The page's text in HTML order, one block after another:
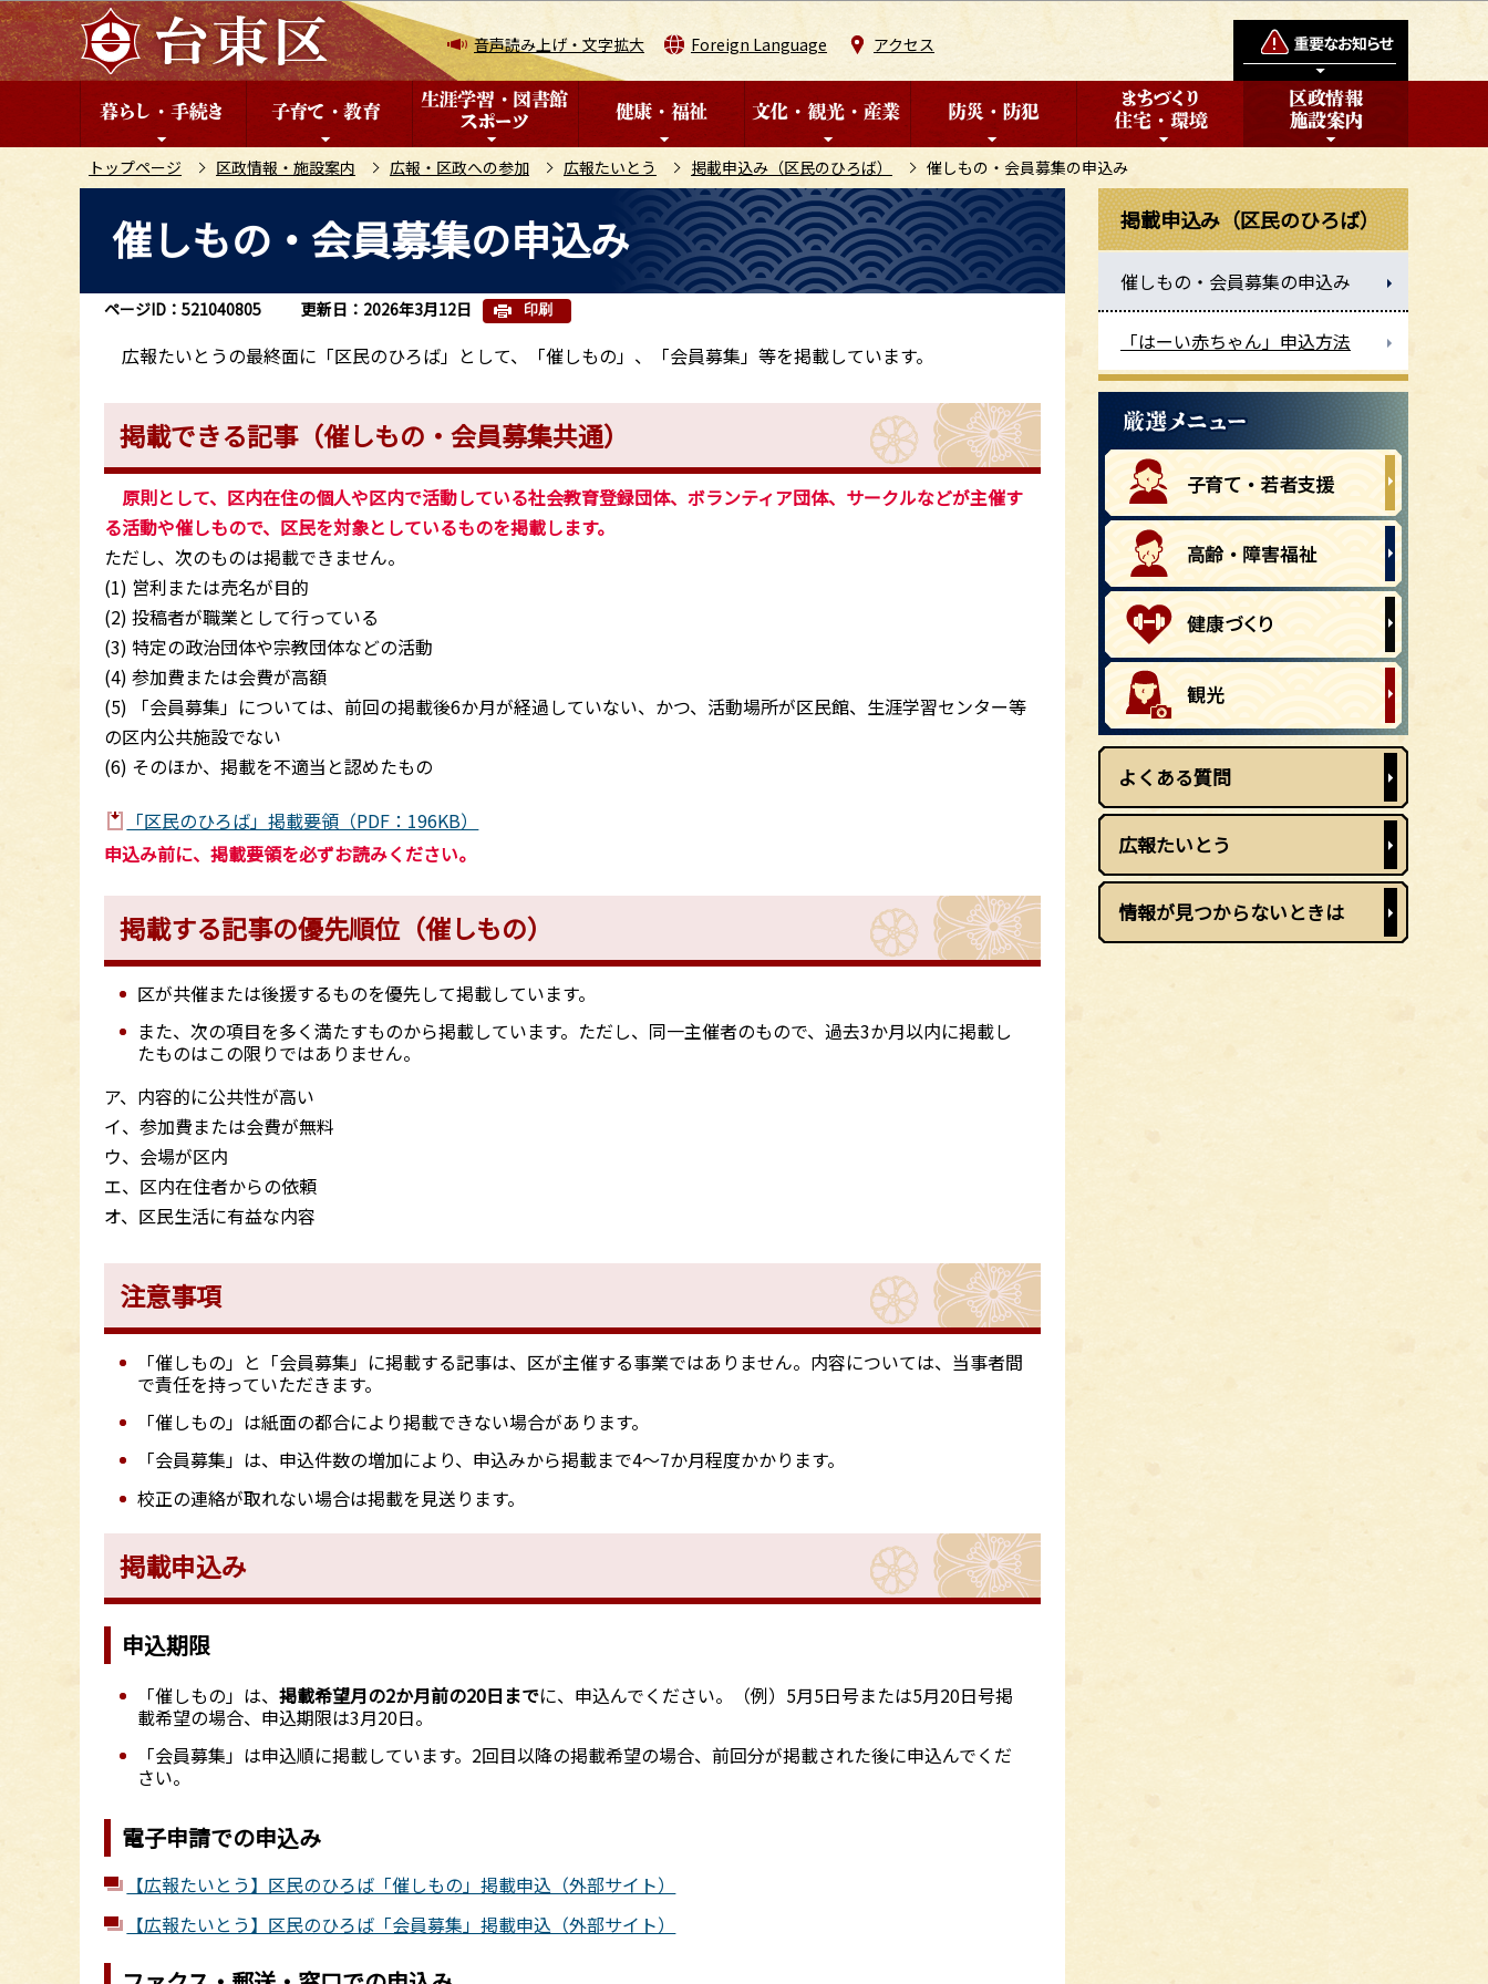
こ
の
ペ
音声読み上げ・文字拡大 Foreign Language アクセス
トップページ 区政情報・施設案内 広報・区政への参加 広報たいとう 掲載申込み（区民のひろば） 催しもの・会員募集の申込み
こ
催しもの・会員募集の申込み
ページID：521040805 更新日：2026年3月12日 印刷
広報たいとうの最終面に「区民のひろば」として、「催しもの」、「会員募集」等を掲載しています。
掲載できる記事（催しもの・会員募集共通）
原則として、区内在住の個人や区内で活動している社会教育登録団体、ボランティア団体、サークルなどが主催す
る活動や催しもので、区民を対象としているものを掲載します。
ただし、次のものは掲載できません。
(1) 営利または売名が目的
(2) 投稿者が職業として行っている
(3) 特定の政治団体や宗教団体などの活動
(4) 参加費または会費が高額
(5) 「会員募集」については、前回の掲載後6か月が経過していない、かつ、活動場所が区民館、生涯学習センター等
の区内公共施設でない
(6) そのほか、掲載を不適当と認めたもの
「区民のひろば」掲載要領（PDF：196KB）
申込み前に、掲載要領を必ずお読みください。
掲載する記事の優先順位（催しもの）
区が共催または後援するものを優先して掲載しています。
また、次の項目を多く満たすものから掲載しています。ただし、同一主催者のもので、過去3か月以内に掲載し
たものはこの限りではありません。
ア、内容的に公共性が高い
イ、参加費または会費が無料
ウ、会場が区内
エ、区内在住者からの依頼
オ、区民生活に有益な内容
注意事項
「催しもの」と「会員募集」に掲載する記事は、区が主催する事業ではありません。内容については、当事者間
で責任を持っていただきます。
「催しもの」は紙面の都合により掲載できない場合があります。
「会員募集」は、申込件数の増加により、申込みから掲載まで4～7か月程度かかります。
校正の連絡が取れない場合は掲載を見送ります。
掲載申込み
申込期限
「催しもの」は、掲載希望月の2か月前の20日までに、申込んでください。（例）5月5日号または5月20日号掲
載希望の場合、申込期限は3月20日。
「会員募集」は申込順に掲載しています。2回目以降の掲載希望の場合、前回分が掲載された後に申込んでくだ
さい。
電子申請での申込み
【広報たいとう】区民のひろば「催しもの」掲載申込（外部サイト）
【広報たいとう】区民のひろば「会員募集」掲載申込（外部サイト）
掲載申込み（区民のひろば）
催しもの・会員募集の申込み
「はーい赤ちゃん」申込方法
よくある質問
広報たいとう
情報が見つからないときは